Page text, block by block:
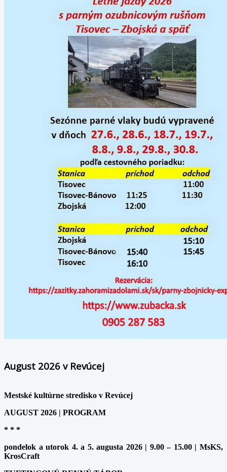
August 2026 v Revúcej
Mestské kultúrne stredisko v Revúcej
AUGUST 2026 | PROGRAM
* * *
pondelok a utorok 4. a 5. augusta 2026 | 9.00 – 15.00 | MsKS,
KrosCraft